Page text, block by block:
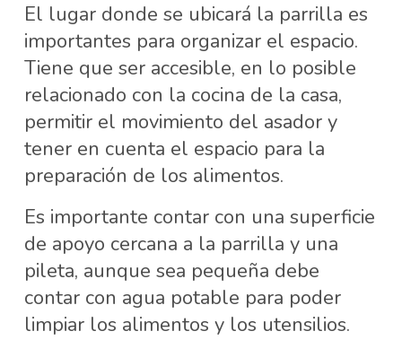
El lugar donde se ubicará la parrilla es
importantes para organizar el espacio.
Tiene que ser accesible, en lo posible
relacionado con la cocina de la casa,
permitir el movimiento del asador y
tener en cuenta el espacio para la
preparación de los alimentos.
Es importante contar con una superficie
de apoyo cercana a la parrilla y una
pileta, aunque sea pequeña debe
contar con agua potable para poder
limpiar los alimentos y los utensilios.